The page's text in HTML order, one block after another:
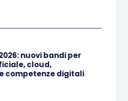
nella ZES unica (ex
L. 178/2020
da regole di
rispetto al 4.0
la possibilità di
nuovi bandi per
cloud,
competenze digitali